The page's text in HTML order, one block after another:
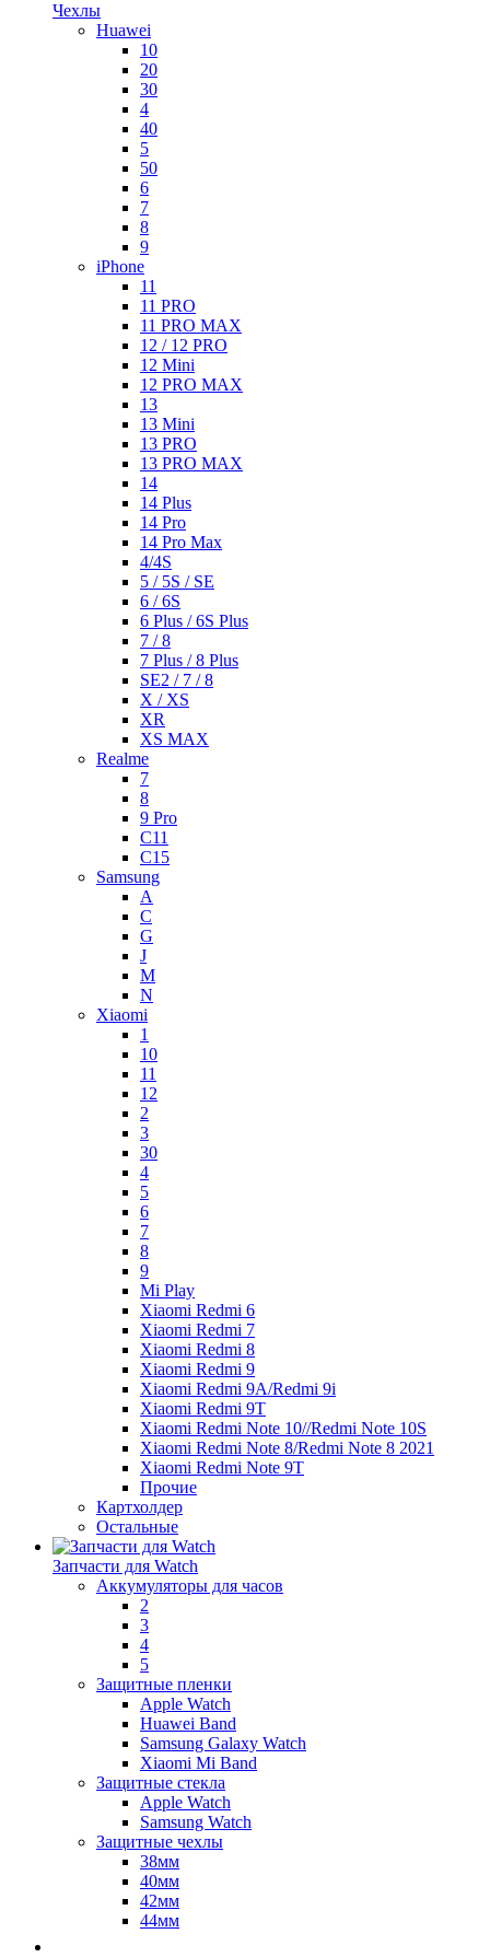
Чехлы
Huawei
10
20
30
4
40
5
50
6
7
8
9
iPhone
11
11 PRO
11 PRO MAX
12 / 12 PRO
12 Mini
12 PRO MAX
13
13 Mini
13 PRO
13 PRO MAX
14
14 Plus
14 Pro
14 Pro Max
4/4S
5 / 5S / SE
6 / 6S
6 Plus / 6S Plus
7 / 8
7 Plus / 8 Plus
SE2 / 7 / 8
X / XS
XR
XS MAX
Realme
7
8
9 Pro
C11
C15
Samsung
A
C
G
J
M
N
Xiaomi
1
10
11
12
2
3
30
4
5
6
7
8
9
Mi Play
Xiaomi Redmi 6
Xiaomi Redmi 7
Xiaomi Redmi 8
Xiaomi Redmi 9
Xiaomi Redmi 9A/Redmi 9i
Xiaomi Redmi 9T
Xiaomi Redmi Note 10//Redmi Note 10S
Xiaomi Redmi Note 8/Redmi Note 8 2021
Xiaomi Redmi Note 9T
Прочие
Картхолдер
Остальные
Запчасти для Watch
Аккумуляторы для часов
2
3
4
5
Защитные пленки
Apple Watch
Huawei Band
Samsung Galaxy Watch
Xiaomi Mi Band
Защитные стекла
Apple Watch
Samsung Watch
Защитные чехлы
38мм
40мм
42мм
44мм